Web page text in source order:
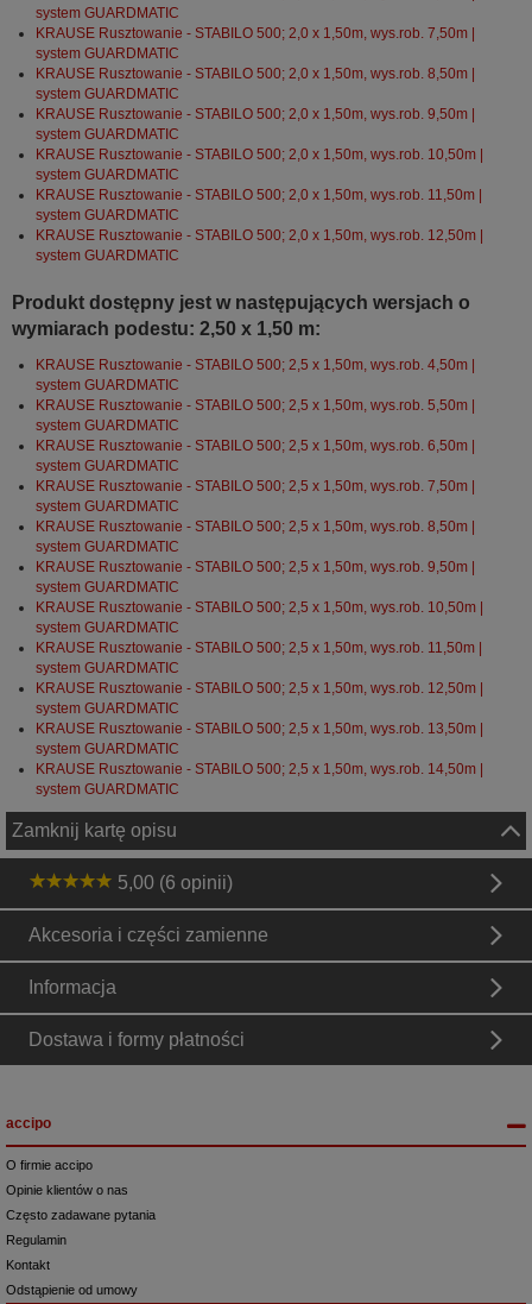
system GUARDMATIC
KRAUSE Rusztowanie - STABILO 500; 2,0 x 1,50m, wys.rob. 7,50m |
system GUARDMATIC
KRAUSE Rusztowanie - STABILO 500; 2,0 x 1,50m, wys.rob. 8,50m |
system GUARDMATIC
KRAUSE Rusztowanie - STABILO 500; 2,0 x 1,50m, wys.rob. 9,50m |
system GUARDMATIC
KRAUSE Rusztowanie - STABILO 500; 2,0 x 1,50m, wys.rob. 10,50m |
system GUARDMATIC
KRAUSE Rusztowanie - STABILO 500; 2,0 x 1,50m, wys.rob. 11,50m |
system GUARDMATIC
KRAUSE Rusztowanie - STABILO 500; 2,0 x 1,50m, wys.rob. 12,50m |
system GUARDMATIC
Produkt dostępny jest w następujących wersjach o
wymiarach podestu: 2,50 x 1,50 m:
KRAUSE Rusztowanie - STABILO 500; 2,5 x 1,50m, wys.rob. 4,50m |
system GUARDMATIC
KRAUSE Rusztowanie - STABILO 500; 2,5 x 1,50m, wys.rob. 5,50m |
system GUARDMATIC
KRAUSE Rusztowanie - STABILO 500; 2,5 x 1,50m, wys.rob. 6,50m |
system GUARDMATIC
KRAUSE Rusztowanie - STABILO 500; 2,5 x 1,50m, wys.rob. 7,50m |
system GUARDMATIC
KRAUSE Rusztowanie - STABILO 500; 2,5 x 1,50m, wys.rob. 8,50m |
system GUARDMATIC
KRAUSE Rusztowanie - STABILO 500; 2,5 x 1,50m, wys.rob. 9,50m |
system GUARDMATIC
KRAUSE Rusztowanie - STABILO 500; 2,5 x 1,50m, wys.rob. 10,50m |
system GUARDMATIC
KRAUSE Rusztowanie - STABILO 500; 2,5 x 1,50m, wys.rob. 11,50m |
system GUARDMATIC
KRAUSE Rusztowanie - STABILO 500; 2,5 x 1,50m, wys.rob. 12,50m |
system GUARDMATIC
KRAUSE Rusztowanie - STABILO 500; 2,5 x 1,50m, wys.rob. 13,50m |
system GUARDMATIC
KRAUSE Rusztowanie - STABILO 500; 2,5 x 1,50m, wys.rob. 14,50m |
system GUARDMATIC
Zamknij kartę opisu
5,00 (6 opinii)
Akcesoria i części zamienne
Informacja
Dostawa i formy płatności
accipo
O firmie accipo
Opinie klientów o nas
Często zadawane pytania
Regulamin
Kontakt
Odstąpienie od umowy